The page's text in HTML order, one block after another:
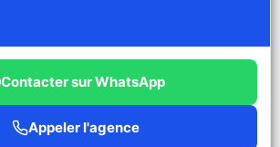
Contacter sur WhatsApp
Appeler l'agence